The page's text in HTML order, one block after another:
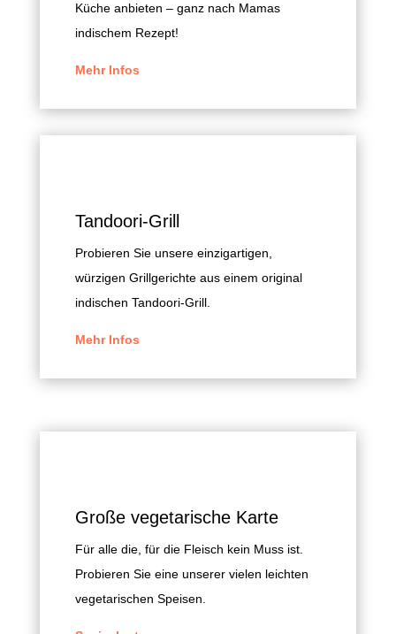
Küche anbieten – ganz nach Mamas
indischem Rezept!
Mehr Infos
Tandoori-Grill
Probieren Sie unsere einzigartigen,
würzigen Grillgerichte aus einem original
indischen Tandoori-Grill.
Mehr Infos
Große vegetarische Karte
Für alle die, für die Fleisch kein Muss ist.
Probieren Sie eine unserer vielen leichten
vegetarischen Speisen.